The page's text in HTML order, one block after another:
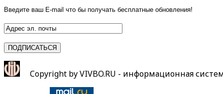
Введите ваш E-mail что бы получать бесплатные обновления!
Copyright by VIVBO.RU - информационная